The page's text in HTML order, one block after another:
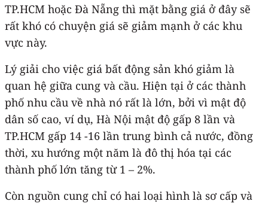
TP.HCM hoặc Đà Nẵng thì mặt bằng giá ở đây sẽ
rất khó có chuyện giá sẽ giảm mạnh ở các khu
vực này.
Lý giải cho việc giá bất động sản khó giảm là
quan hệ giữa cung và cầu. Hiện tại ở các thành
phố nhu cầu về nhà nó rất là lớn, bởi vì mật độ
dân số cao, ví dụ, Hà Nội mật độ gấp 8 lần và
TP.HCM gấp 14 -16 lần trung bình cả nước, đồng
thời, xu hướng một năm là đô thị hóa tại các
thành phố lớn tăng từ 1 – 2%.
Còn nguồn cung chỉ có hai loại hình là sơ cấp và